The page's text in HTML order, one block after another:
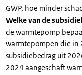
GWP, hoe minder
Welke van de
de warmtepomp
warmtepompen die in
subsidiebedrag uit
2024 aangeschaft